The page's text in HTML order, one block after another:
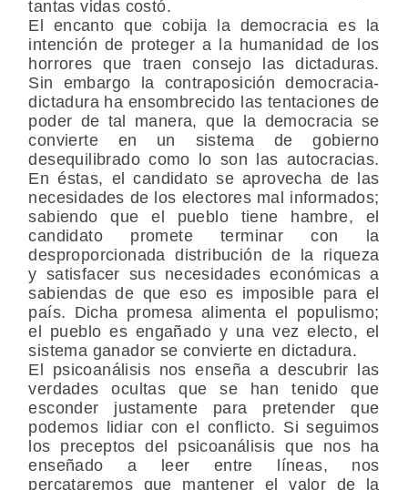
tantas vidas costó.
El encanto que cobija la democracia es la
intención de proteger a la humanidad de los
horrores que traen consejo las dictaduras.
Sin embargo la contraposición democracia-
dictadura ha ensombrecido las tentaciones de
poder de tal manera, que la democracia se
convierte en un sistema de gobierno
desequilibrado como lo son las autocracias.
En éstas, el candidato se aprovecha de las
necesidades de los electores mal informados;
sabiendo que el pueblo tiene hambre, el
candidato promete terminar con la
desproporcionada distribución de la riqueza
y satisfacer sus necesidades económicas a
sabiendas de que eso es imposible para el
país. Dicha promesa alimenta el populismo;
el pueblo es engañado y una vez electo, el
sistema ganador se convierte en dictadura.
El psicoanálisis nos enseña a descubrir las
verdades ocultas que se han tenido que
esconder justamente para pretender que
podemos lidiar con el conflicto. Si seguimos
los preceptos del psicoanálisis que nos ha
enseñado a leer entre líneas, nos
percataremos que mantener el valor de la